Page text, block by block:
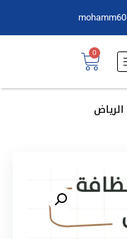
0